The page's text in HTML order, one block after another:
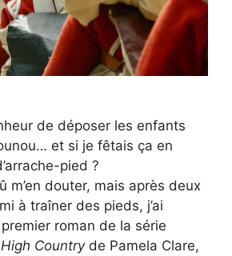
de déposer les enfants
et si je fêtais ça en
pied ?
m’en douter, mais après deux
à traîner des pieds, j’ai
roman de la série
Countryde Pamela Clare,